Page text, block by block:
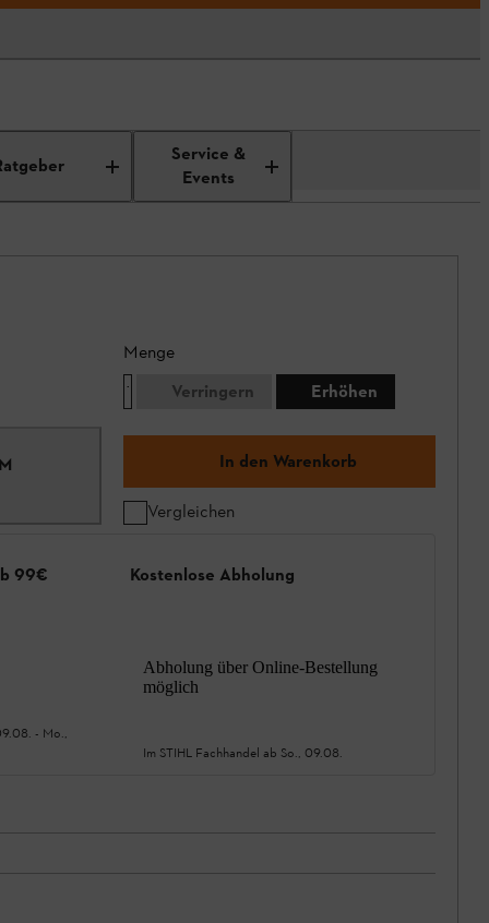
Service &
Events
Menge
Verringern
Erhöhen
In den Warenkorb
Vergleichen
99€
- Mo.,
Kostenlose Abholung
Abholung über Online-Bestellung
möglich
Im STIHL Fachhandel ab So., 09.08.